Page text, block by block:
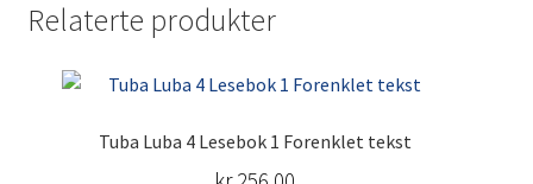
Relaterte produkter
Tuba Luba 4 Lesebok 1 Forenklet tekst